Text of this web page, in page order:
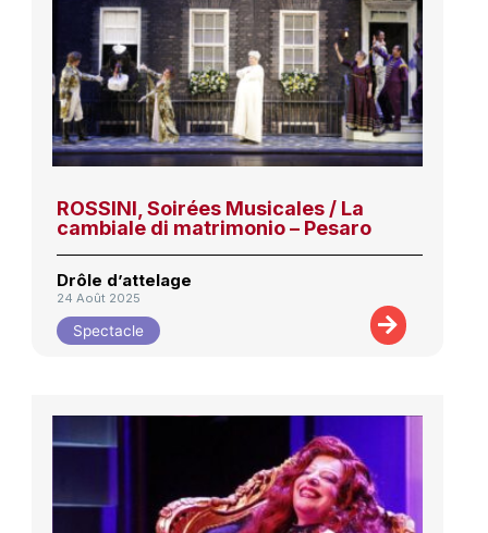
ROSSINI, Soirées Musicales / La
cambiale di matrimonio – Pesaro
Drôle d’attelage
24 Août 2025
Spectacle